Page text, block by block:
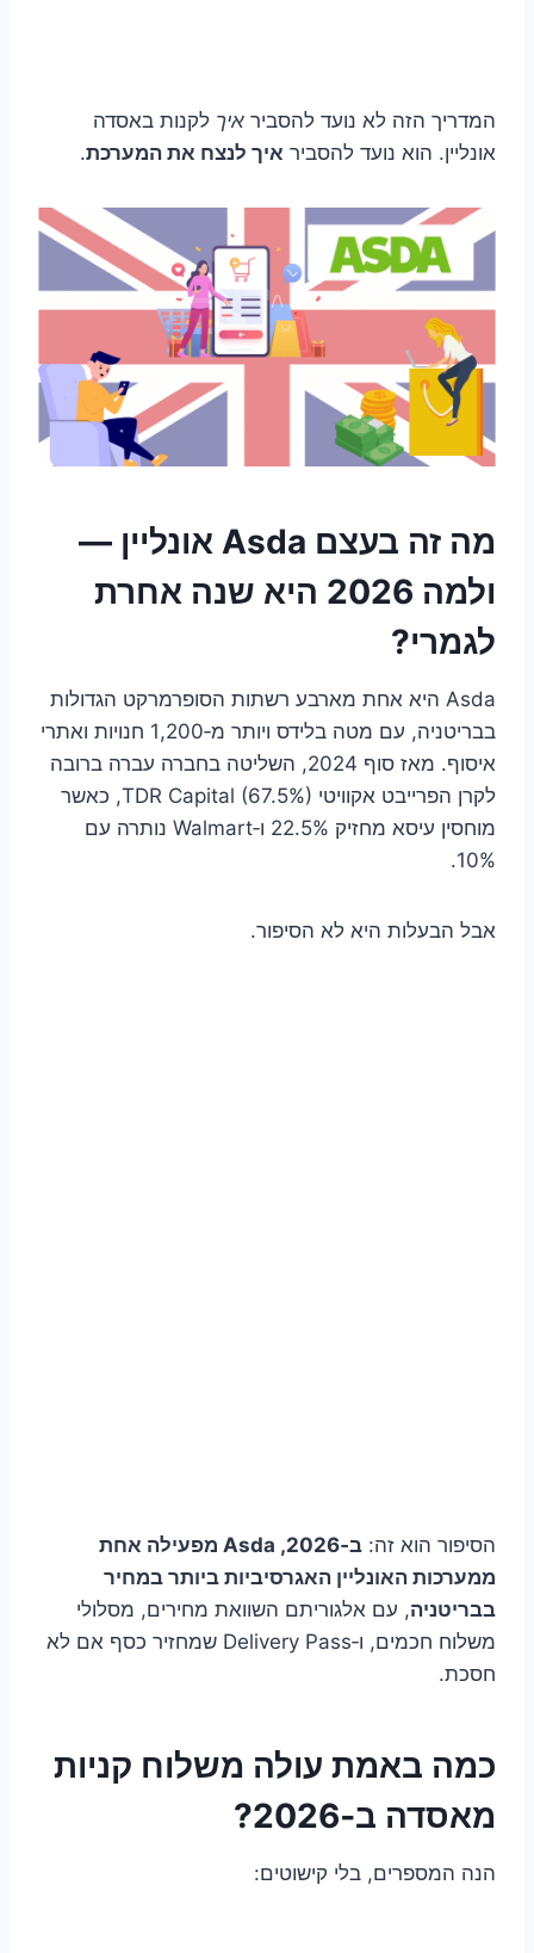
המדריך הזה לא נועד להסביר איך לקנות באסדה
אונליין. הוא נועד להסביר איך לנצח את המערכת.
מה זה בעצם Asda אונליין —
ולמה 2026 היא שנה אחרת
לגמרי?
Asda היא אחת מארבע רשתות הסופרמרקט הגדולות
בבריטניה, עם מטה בלידס ויותר מ‑1,200 חנויות ואתרי
איסוף. מאז סוף 2024, השליטה בחברה עברה ברובה
לקרן הפרייבט אקוויטי TDR Capital (67.5%), כאשר
מוחסין עיסא מחזיק 22.5% ו‑Walmart נותרה עם
10%.
אבל הבעלות היא לא הסיפור.
הסיפור הוא זה:
ב‑2026, Asda מפעילה אחת
ממערכות האונליין האגרסיביות ביותר במחיר
בבריטניה, עם אלגוריתם השוואת מחירים, מסלולי
משלוח חכמים, ו‑Delivery Pass שמחזיר כסף אם לא
חסכת.
כמה באמת עולה משלוח קניות
מאסדה ב‑2026?
הנה המספרים, בלי קישוטים: